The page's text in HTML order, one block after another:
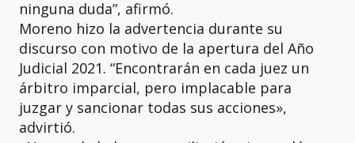
ninguna duda”, afirmó.
Moreno hizo la advertencia durante su
discurso con motivo de la apertura del Año
Judicial 2021. “Encontrarán en cada juez un
árbitro imparcial, pero implacable para
juzgar y sancionar todas sus acciones»,
advirtió.